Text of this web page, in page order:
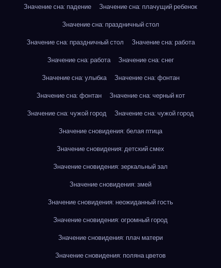
Значение сна: падение
Значение сна: плачущий ребенок
Значение сна: праздничный стол
Значение сна: праздничный стол
Значение сна: работа
Значение сна: работа
Значение сна: снег
Значение сна: улыбка
Значение сна: фонтан
Значение сна: фонтан
Значение сна: черный кот
Значение сна: чужой город
Значение сна: чужой город
Значение сновидения: белая птица
Значение сновидения: детский смех
Значение сновидения: зеркальный зал
Значение сновидения: змей
Значение сновидения: неожиданный гость
Значение сновидения: огромный город
Значение сновидения: плач матери
Значение сновидения: поляна цветов